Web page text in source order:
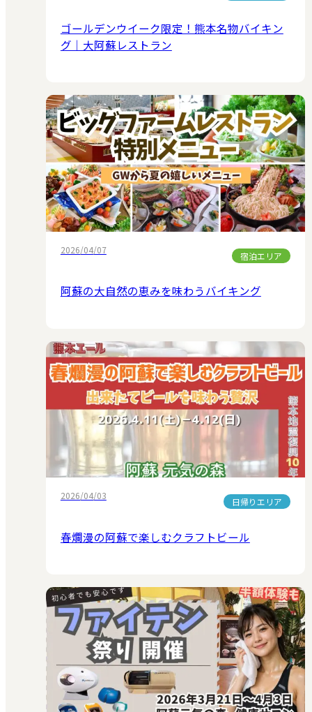
ゴールデンウイーク限定！熊本名物バイキン
グ｜大阿蘇レストラン
2026/04/07
宿泊エリア
阿蘇の大自然の恵みを味わうバイキング
2026/04/03
日帰りエリア
春爛漫の阿蘇で楽しむクラフトビール